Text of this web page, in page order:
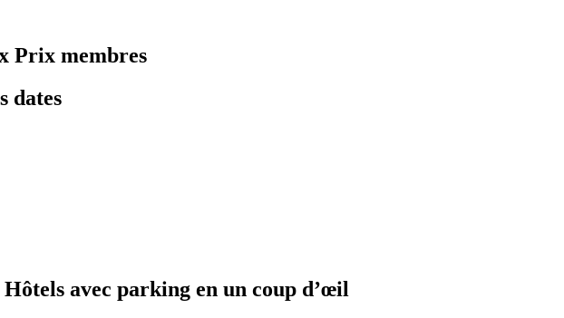
Prix membres
dates
avec parking en un coup d’œil